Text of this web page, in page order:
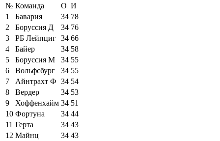
№ Команда О И
1
Бавария 34 78
2
Боруссия Д 34 76
3
РБ Лейпциг 34 66
4
Байер 34 58
5
Боруссия М 34 55
6
Вольфсбург 34 55
7
Айнтрахт Ф 34 54
8
Вердер 34 53
9
Хоффенхайм 34 51
10 Фортуна 34 44
11 Герта 34 43
12 Майнц 34 43